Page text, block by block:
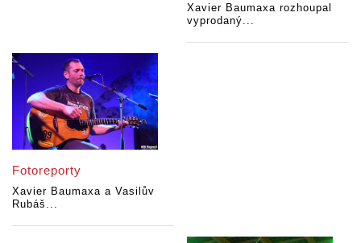
Xavier Baumaxa rozhoupal
vyprodaný...
Fotoreporty
Xavier Baumaxa a Vasilův
Rubáš...